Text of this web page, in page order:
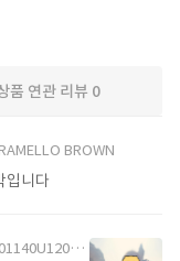
품 연관 리뷰 0
BROWN
입니다
9389 Black